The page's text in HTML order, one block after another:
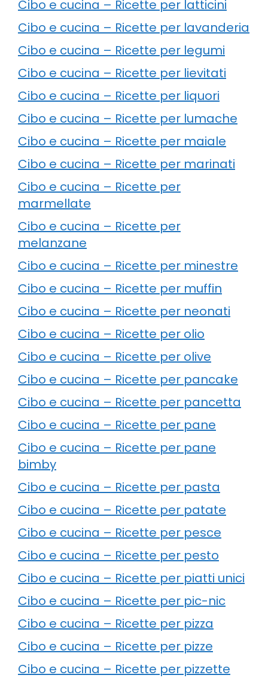
Cibo e cucina – Ricette per latticini
Cibo e cucina – Ricette per lavanderia
Cibo e cucina – Ricette per legumi
Cibo e cucina – Ricette per lievitati
Cibo e cucina – Ricette per liquori
Cibo e cucina – Ricette per lumache
Cibo e cucina – Ricette per maiale
Cibo e cucina – Ricette per marinati
Cibo e cucina – Ricette per
marmellate
Cibo e cucina – Ricette per
melanzane
Cibo e cucina – Ricette per minestre
Cibo e cucina – Ricette per muffin
Cibo e cucina – Ricette per neonati
Cibo e cucina – Ricette per olio
Cibo e cucina – Ricette per olive
Cibo e cucina – Ricette per pancake
Cibo e cucina – Ricette per pancetta
Cibo e cucina – Ricette per pane
Cibo e cucina – Ricette per pane
bimby
Cibo e cucina – Ricette per pasta
Cibo e cucina – Ricette per patate
Cibo e cucina – Ricette per pesce
Cibo e cucina – Ricette per pesto
Cibo e cucina – Ricette per piatti unici
Cibo e cucina – Ricette per pic-nic
Cibo e cucina – Ricette per pizza
Cibo e cucina – Ricette per pizze
Cibo e cucina – Ricette per pizzette